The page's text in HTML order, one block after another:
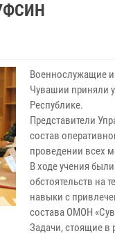
Военнослужащие и
Чувашии приняли
Республике.
Представители
состав
проведении всех
В ходе учения
обстоятельств на
навыки с
состава ОМОН
Задачи, стоящие в